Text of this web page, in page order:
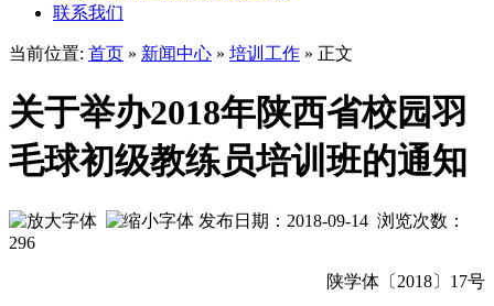
联系我们
当前位置: 首页 » 新闻中心 » 培训工作 » 正文
关于举办2018年陕西省校园羽
毛球初级教练员培训班的通知
发布日期：2018-09-14 浏览次数：
296
陕学体〔2018〕17号